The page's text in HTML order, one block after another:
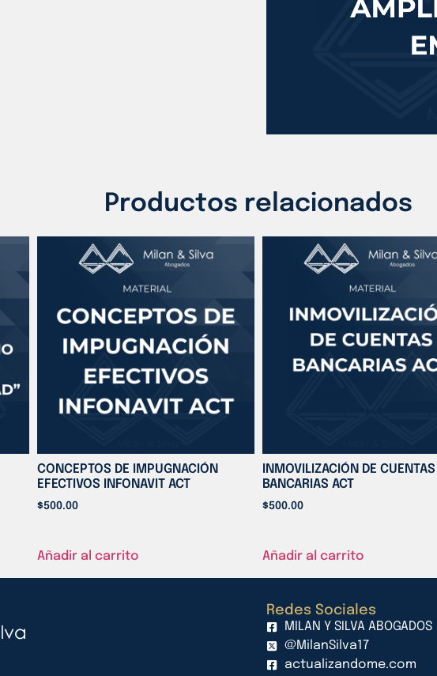
Productos relacionados
CONCEPTOS DE IMPUGNACIÓN
EFECTIVOS INFONAVIT ACT
$500.00
Añadir al carrito
INMOVILIZACIÓN DE CUENTAS
BANCARIAS ACT
$500.00
Añadir al carrito
Redes Sociales
MILAN Y SILVA ABOGADOS
@MilanSilva17
actualizandome.com